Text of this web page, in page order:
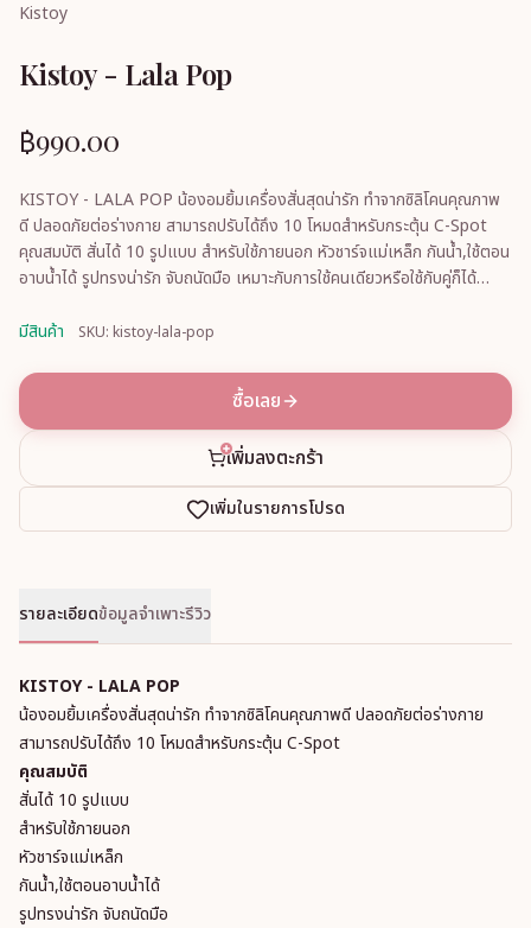
Kistoy
Kistoy - Lala Pop
฿990.00
KISTOY - LALA POP น้องอมยิ้มเครื่องสั่นสุดน่ารัก ทำจากซิลิโคนคุณภาพ
ดี ปลอดภัยต่อร่างกาย สามารถปรับได้ถึง 10 โหมดสำหรับกระตุ้น C-Spot
คุณสมบัติ สั่นได้ 10 รูปแบบ สำหรับใช้ภายนอก หัวชาร์จแม่เหล็ก กันน้ำ,ใช้ตอน
อาบน้ำได้ รูปทรงน่ารัก จับถนัดมือ เหมาะกับการใช้คนเดียวหรือใช้กับคู่ก็ได้
มีสินค้า
SKU: kistoy-lala-pop
ซื้อเลย
เพิ่มลงตะกร้า
เพิ่มในรายการโปรด
รายละเอียดข้อมูลจำเพาะรีวิว
KISTOY - LALA POP
น้องอมยิ้มเครื่องสั่นสุดน่ารัก ทำจากซิลิโคนคุณภาพดี ปลอดภัยต่อร่างกาย
สามารถปรับได้ถึง 10 โหมดสำหรับกระตุ้น C-Spot
คุณสมบัติ
สั่นได้ 10 รูปแบบ
สำหรับใช้ภายนอก
หัวชาร์จแม่เหล็ก
กันน้ำ,ใช้ตอนอาบน้ำได้
รูปทรงน่ารัก จับถนัดมือ